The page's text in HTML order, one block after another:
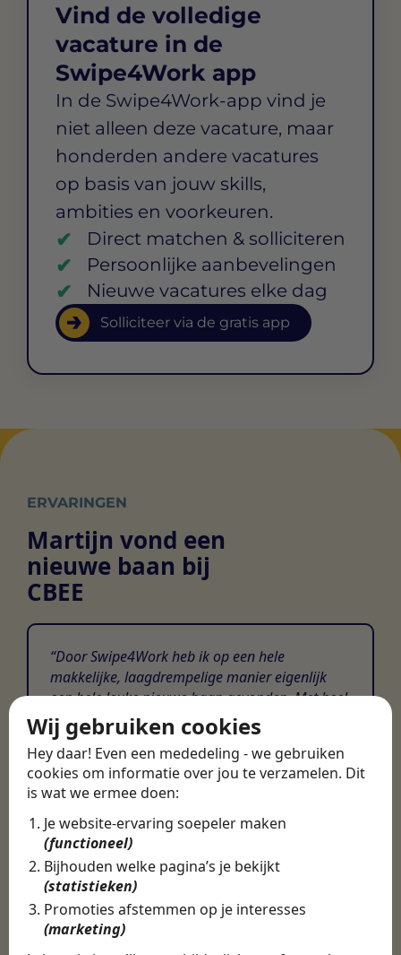
Wij gebruiken cookies
Hey daar! Even een mededeling - we gebruiken
cookies om informatie over jou te verzamelen. Dit
is wat we ermee doen:
Je website-ervaring soepeler maken
(functioneel)
Bijhouden welke pagina’s je bekijkt
(statistieken)
Promoties afstemmen op je interesses
(marketing)
Vind de volledige
vacature in de
Swipe4Work app
In de Swipe4Work-app vind je
niet alleen deze vacature, maar
honderden andere vacatures
op basis van jouw skills,
ambities en voorkeuren.
Direct matchen & solliciteren
Persoonlijke aanbevelingen
Nieuwe vacatures elke dag
Solliciteer via de gratis app
ERVARINGEN
Martijn vond een
nieuwe baan bij
CBEE
Door Swipe4Work heb ik op een hele
makkelijke, laagdrempelige manier eigenlijk
een hele leuke nieuwe baan gevonden. Met heel
veel nieuwe uitdagingen!
Martijn
Certinia Consultant